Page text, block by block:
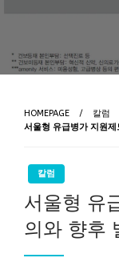
HOMEPAGE
칼럼
서울형 유급병가 지원
칼럼
서울형 유
의와 향후